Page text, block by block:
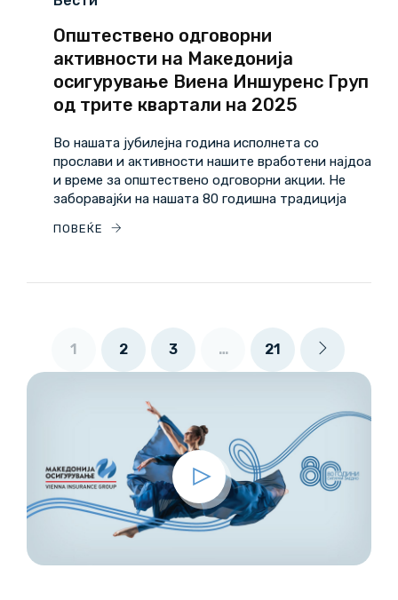
Општествено одговорни
активности на Македонија
осигурување Виена Иншуренс Груп
од трите квартали на 2025
Во нашата јубилејна година исполнета со
прослави и активности нашите вработени најдоа
и време за општествено одговорни акции. Не
заборавајќи на нашата 80 годишна традиција
ПОВЕЌЕ
1 2 3 … 21